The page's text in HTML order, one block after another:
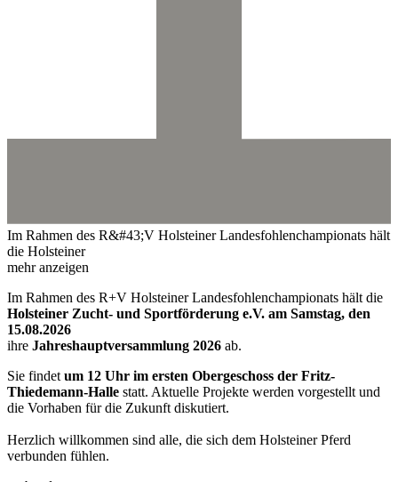
Im Rahmen des R&#43;V Holsteiner Landesfohlenchampionats hält
die Holsteiner
mehr anzeigen
Im Rahmen des R+V Holsteiner Landesfohlenchampionats hält die
Holsteiner Zucht- und Sportförderung e.V. am Samstag, den
15.08.2026
ihre Jahreshauptversammlung 2026 ab.
Sie findet um 12 Uhr im ersten Obergeschoss der Fritz-
Thiedemann-Halle statt. Aktuelle Projekte werden vorgestellt und
die Vorhaben für die Zukunft diskutiert.
Herzlich willkommen sind alle, die sich dem Holsteiner Pferd
verbunden fühlen.